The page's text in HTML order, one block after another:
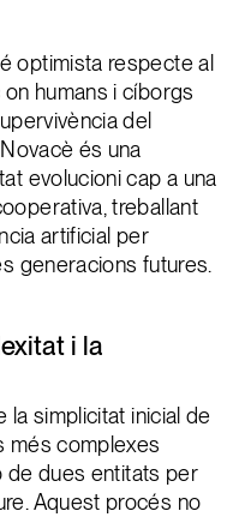
optimista respecte al
humans i cíborgs
del
és una
evolucioni cap a una
treballant
artificial per
generacions futures.
i la
la simplicitat inicial de
més complexes
de dues entitats per
Aquest procés no